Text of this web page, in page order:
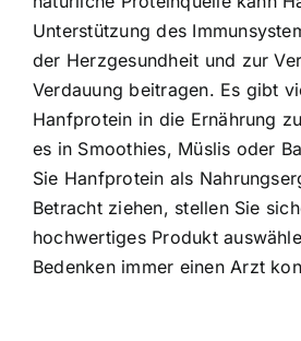
Unterstützung des
der Herzgesundheit und zur
Verdauung beitragen. Es gibt
Hanfprotein in die Ernährung
es in Smoothies, Müslis oder
Sie Hanfprotein als
Betracht ziehen, stellen Sie
hochwertiges Produkt
Bedenken immer einen Arzt